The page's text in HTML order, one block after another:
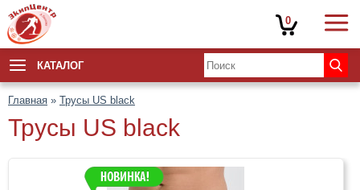
КАТАЛОГ
Главная » Трусы US black
Трусы US black
0